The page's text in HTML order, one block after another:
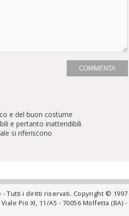
e del buon costume
e pertanto inattendibili
si riferiscono
- Tutti i diritti riservati. Copyright © 1997
Pio XI, 11/A5 - 70056 Molfetta (BA) -